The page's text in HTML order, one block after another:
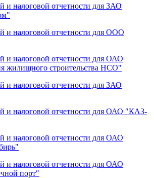
и налоговой отчетности для ЗАО
и налоговой отчетности для ООО
и налоговой отчетности для ОАО
жилищного строительства НСО"
и налоговой отчетности для ЗАО
и налоговой отчетности для ОАО "КАЗ-
и налоговой отчетности для ОАО
и налоговой отчетности для ОАО
порт"